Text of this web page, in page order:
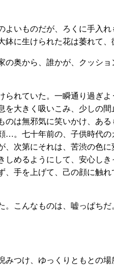
いものだが、ろくに手入
に生けられた花は萎れて、
奥から、誰かが、クッシ
れていた。一瞬通り過ぎ
大きく吸いこみ、少しの
は無邪気に笑いかけ、あ
。七十年前の、子供時代
次第にそれは、苦渋の色
めるようにして、安心し
手を上げて、己の顔に触
こんなものは、嘘っぱち
つけ、ゆっくりともとの